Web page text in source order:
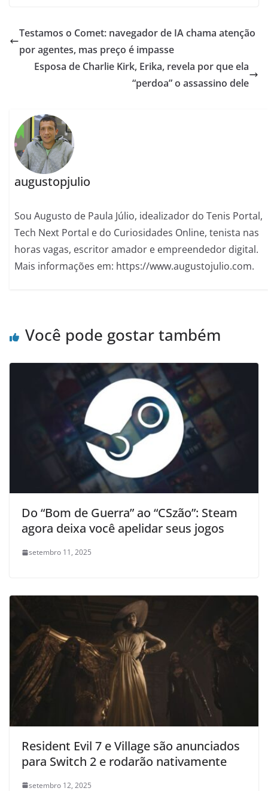
Testamos o Comet: navegador de IA chama atenção
por agentes, mas preço é impasse
Esposa de Charlie Kirk, Erika, revela por que ela
“perdoa” o assassino dele
augustopjulio
Sou Augusto de Paula Júlio, idealizador do Tenis Portal,
Tech Next Portal e do Curiosidades Online, tenista nas
horas vagas, escritor amador e empreendedor digital.
Mais informações em: https://www.augustojulio.com.
Você pode gostar também
Do “Bom de Guerra” ao “CSzão”: Steam
agora deixa você apelidar seus jogos
setembro 11, 2025
Resident Evil 7 e Village são anunciados
para Switch 2 e rodarão nativamente
setembro 12, 2025